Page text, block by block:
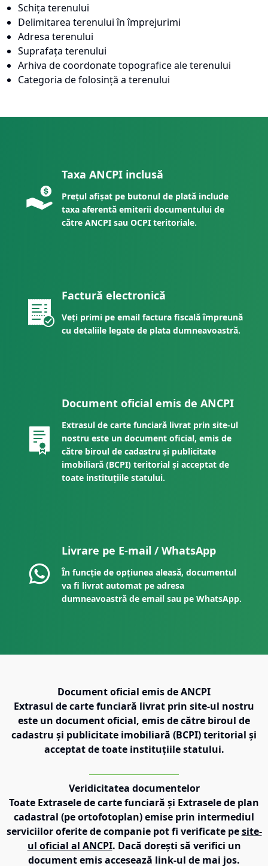
Schița terenului
Delimitarea terenului în împrejurimi
Adresa terenului
Suprafața terenului
Arhiva de coordonate topografice ale terenului
Categoria de folosință a terenului
Taxa ANCPI inclusă
Prețul afișat pe butonul de plată include
taxa aferentă emiterii documentului de
către ANCPI sau OCPI teritoriale.
Factură electronică
Veți primi pe email factura fiscală împreună
cu detaliile legate de plata dumneavoastră.
Document oficial emis de ANCPI
Extrasul de carte funciară livrat prin site-ul
nostru este un document oficial, emis de
către biroul de cadastru și publicitate
imobiliară (BCPI) teritorial și acceptat de
toate instituțiile statului.
Livrare pe E-mail / WhatsApp
În funcție de opțiunea aleasă, documentul
va fi livrat automat pe adresa
dumneavoastră de email sau pe WhatsApp.
Document oficial emis de ANCPI
Extrasul de carte funciară livrat prin site-ul nostru
este un document oficial, emis de către biroul de
cadastru și publicitate imobiliară (BCPI) teritorial și
acceptat de toate instituțiile statului.
Veridicitatea documentelor
Toate Extrasele de carte funciară și Extrasele de plan
cadastral (pe ortofotoplan) emise prin intermediul
serviciilor oferite de companie pot fi verificate pe site-
ul oficial al ANCPI. Dacă dorești să verifici un
document emis accesează link-ul de mai jos.